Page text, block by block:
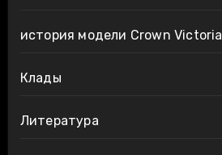
история модели Crown Victoria
Клады
Литература